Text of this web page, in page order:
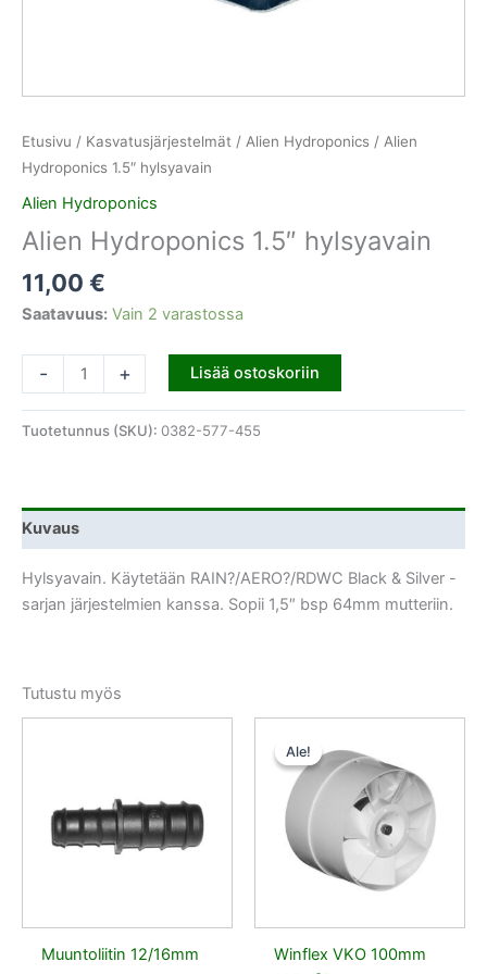
Etusivu / Kasvatusjärjestelmät / Alien Hydroponics / Alien
Hydroponics 1.5″ hylsyavain
Alien Hydroponics
Alien Hydroponics 1.5″ hylsyavain
11,00 €
Saatavuus: Vain 2 varastossa
- + Lisää ostoskoriin
Tuotetunnus (SKU): 0382-577-455
Kuvaus
Hylsyavain. Käytetään RAIN?/AERO?/RDWC Black & Silver -
sarjan järjestelmien kanssa. Sopii 1,5″ bsp 64mm mutteriin.
Tutustu myös
Muuntoliitin 12/16mm
Ale!
Ale!
Winflex VKO 100mm
oli:
15,50 €.
on:
14,72 €.